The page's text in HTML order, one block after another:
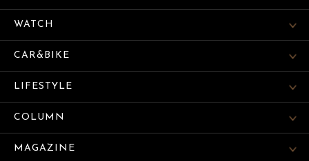
WATCH
CAR&BIKE
LIFESTYLE
COLUMN
MAGAZINE